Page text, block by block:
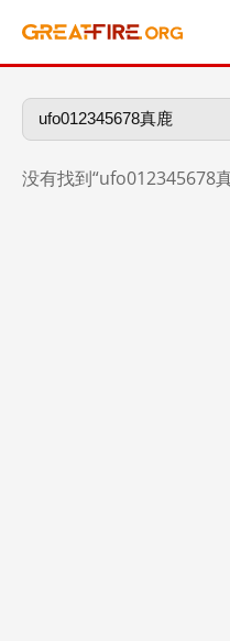
没有找到“ufo012345678